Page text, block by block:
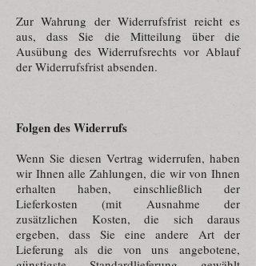
Zur Wahrung der Widerrufsfrist reicht es
aus, dass Sie die Mitteilung über die
Ausübung des Widerrufsrechts vor Ablauf
der Widerrufsfrist absenden.
Folgen des Widerrufs
Wenn Sie diesen Vertrag widerrufen, haben
wir Ihnen alle Zahlungen, die wir von Ihnen
erhalten haben, einschließlich der
Lieferkosten (mit Ausnahme der
zusätzlichen Kosten, die sich daraus
ergeben, dass Sie eine andere Art der
Lieferung als die von uns angebotene,